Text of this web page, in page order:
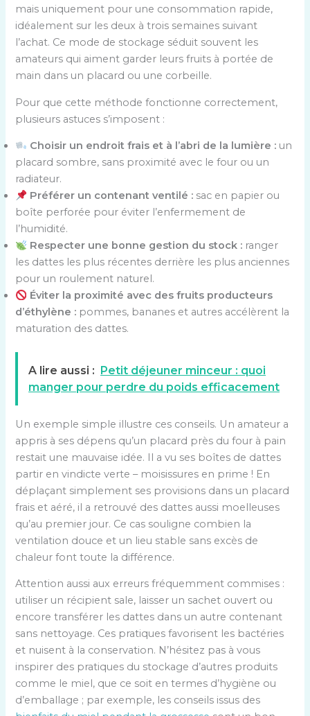
mais uniquement pour une consommation rapide,
idéalement sur les deux à trois semaines suivant
l’achat. Ce mode de stockage séduit souvent les
amateurs qui aiment garder leurs fruits à portée de
main dans un placard ou une corbeille.
Pour que cette méthode fonctionne correctement,
plusieurs astuces s’imposent :
Choisir un endroit frais et à l’abri de la lumière : un
placard sombre, sans proximité avec le four ou un
radiateur.
Préférer un contenant ventilé : sac en papier ou
boîte perforée pour éviter l’enfermement de
l’humidité.
Respecter une bonne gestion du stock : ranger
les dattes les plus récentes derrière les plus anciennes
pour un roulement naturel.
Éviter la proximité avec des fruits producteurs
d’éthylène : pommes, bananes et autres accélèrent la
maturation des dattes.
A lire aussi : Petit déjeuner minceur : quoi
manger pour perdre du poids efficacement
Un exemple simple illustre ces conseils. Un amateur a
appris à ses dépens qu’un placard près du four à pain
restait une mauvaise idée. Il a vu ses boîtes de dattes
partir en vindicte verte – moisissures en prime ! En
déplaçant simplement ses provisions dans un placard
frais et aéré, il a retrouvé des dattes aussi moelleuses
qu’au premier jour. Ce cas souligne combien la
ventilation douce et un lieu stable sans excès de
chaleur font toute la différence.
Attention aussi aux erreurs fréquemment commises :
utiliser un récipient sale, laisser un sachet ouvert ou
encore transférer les dattes dans un autre contenant
sans nettoyage. Ces pratiques favorisent les bactéries
et nuisent à la conservation. N’hésitez pas à vous
inspirer des pratiques du stockage d’autres produits
comme le miel, que ce soit en termes d’hygiène ou
d’emballage ; par exemple, les conseils issus des